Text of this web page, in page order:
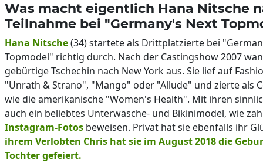
Was macht eigentlich Hana Nitsche
Teilnahme bei "Germany's Next
Hana Nitsche(34) startete als Drittplatzierte bei
Topmodel" richtig durch. Nach der Castingshow 2007
gebürtige Tschechin nach New York aus. Sie lief auf
"Unrath & Strano", "Mango" oder "Allude" und zierte als
wie die amerikanische "Women's Health". Mit ihren
auch ein beliebtes Unterwäsche- und Bikinimodel, wie
Instagram-Fotos beweisen. Privat hat sie ebenfalls ihr
ihrem Verlobten Chris hat sie im August 2018 die
Tochter gefeiert.